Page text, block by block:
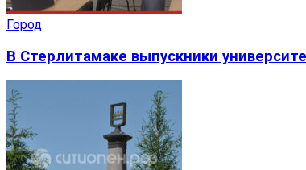
Город
В Стерлитамаке выпускники